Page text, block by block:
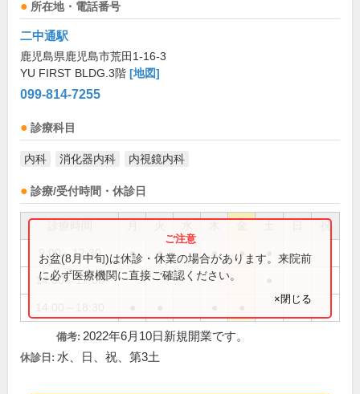
所在地・電話番号
二中通駅
鹿児島県鹿児島市荒田1-16-3
YU FIRST BLDG.3階 [地図]
099-814-7255
診療科目
内科 消化器内科 内視鏡内科
診療/受付時間・休診日
祝
9:00～12:30 ● ● ● ●
14:00～17:00
お盆(8月中旬)は休診・休業の場合があります。来院前
に必ず医療機関に直接ご確認ください。
×閉じる
備考: 2022年6月10日新規開業です。
休診日: 水、日、祝、第3土